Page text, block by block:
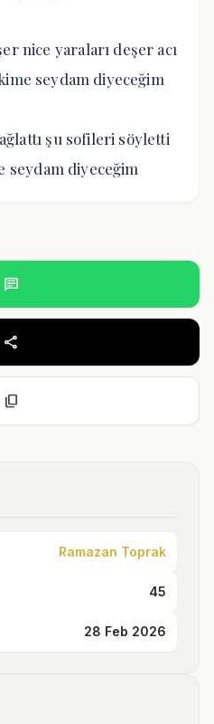
nice yaraları deşer acı
seydam diyeceğim
şu sofileri söyletti
diyeceğim
chat
share
content_copy
Ramazan Toprak
45
28 Feb 2026